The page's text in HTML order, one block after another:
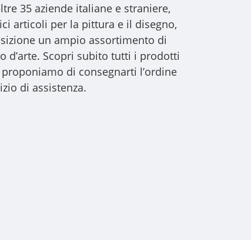
35 aziende italiane e straniere,
articoli per la pittura e il disegno,
un ampio assortimento di
d’arte. Scopri subito tutti i prodotti
di consegnarti l’ordine
di assistenza.